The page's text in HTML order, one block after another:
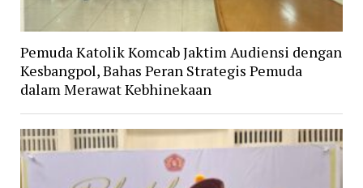
Pemuda Katolik Komcab Jaktim Audiensi dengan
Kesbangpol, Bahas Peran Strategis Pemuda
dalam Merawat Kebhinekaan